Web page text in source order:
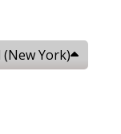
York)